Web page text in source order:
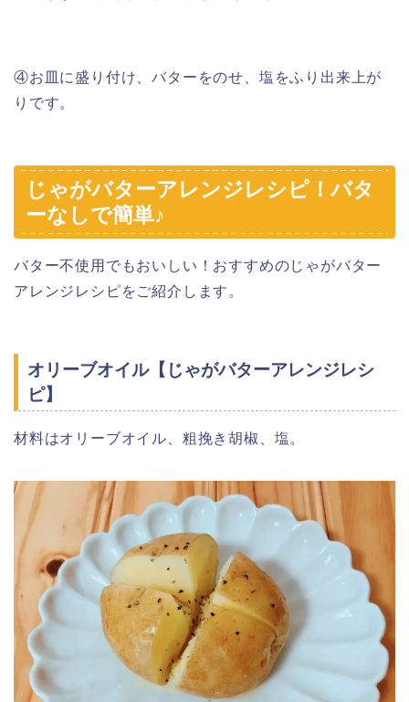
④お皿に盛り付け、バターをのせ、塩をふり出来上が
りです。
じゃがバターアレンジレシピ！バタ
ーなしで簡単♪
バター不使用でもおいしい！おすすめのじゃがバター
アレンジレシピをご紹介します。
オリーブオイル【じゃがバターアレンジレシ
ピ】
材料はオリーブオイル、粗挽き胡椒、塩。